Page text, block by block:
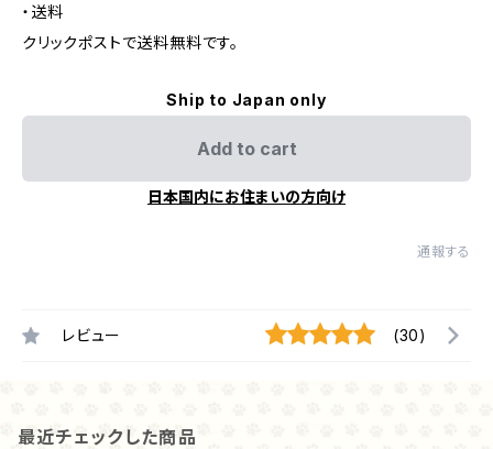
・送料
クリックポストで送料無料です。
Ship to Japan only
Add to cart
日本国内にお住まいの方向け
通報する
レビュー (30)
最近チェックした商品